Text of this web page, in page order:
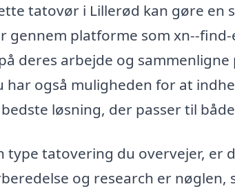
tatovør i Lillerød kan gøre en
gennem platforme som xn--
deres arbejde og
har også muligheden for at
løsning, der passer til
type tatovering du overvejer, er
og research er